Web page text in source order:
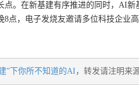
点。在新基建有序推进的同时，AI
点，电子发烧友邀请多位科技企业
”下你所不知道的AI，转发请注明来源